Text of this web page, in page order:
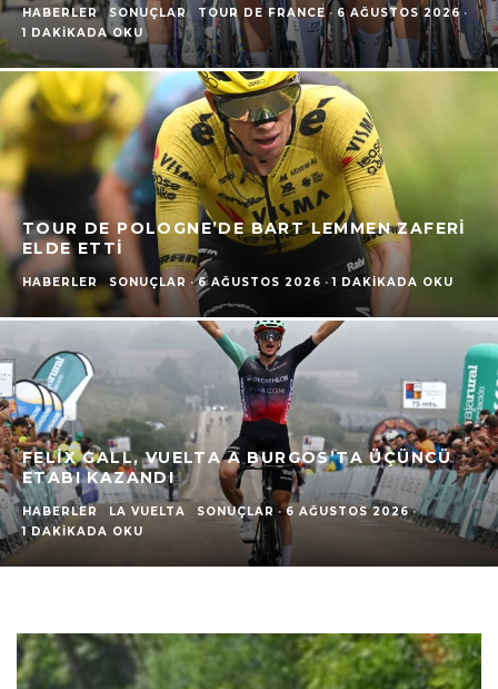
HABERLER SONUÇLAR TOUR DE FRANCE · 6 AĞUSTOS 2026 ·
1 DAKIKADA OKU
TOUR DE POLOGNE’DE BART LEMMEN ZAFERI
ELDE ETTI
HABERLER SONUÇLAR · 6 AĞUSTOS 2026 · 1 DAKIKADA OKU
FELIX GALL, VUELTA A BURGOS’TA ÜÇÜNCÜ
ETABI KAZANDI
HABERLER LA VUELTA SONUÇLAR · 6 AĞUSTOS 2026 ·
1 DAKIKADA OKU